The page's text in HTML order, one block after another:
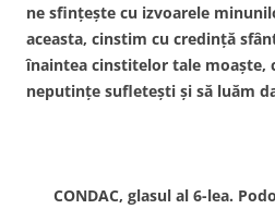
ne sfinţeşte cu izvoarele
aceasta, cinstim cu credinţă
înaintea cinstitelor tale moaşte,
neputinţe sufleteşti şi să luăm
CONDAC, glasul al 6-lea.